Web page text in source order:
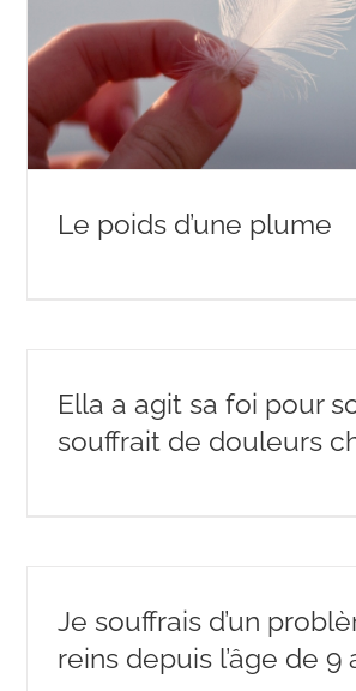
Le poids d’une plume
Ella a agit sa foi pour
souffrait de douleurs
Je souffrais d’un
reins depuis l’âge de 9